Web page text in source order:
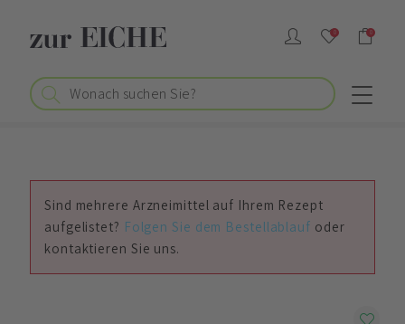
0 0
Sind mehrere Arzneimittel auf Ihrem Rezept
aufgelistet? Folgen Sie dem Bestellablauf oder
kontaktieren Sie uns.